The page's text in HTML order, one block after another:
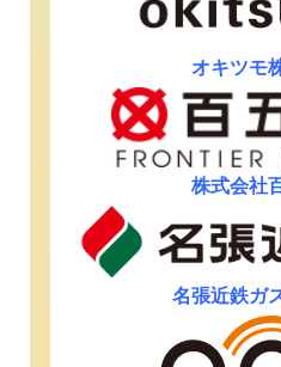
オキツモ
株式会社
名張近鉄ガ